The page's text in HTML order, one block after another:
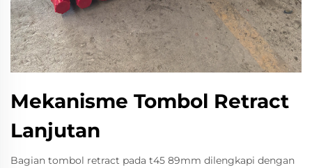
Mekanisme Tombol Retract
Lanjutan
Bagian tombol retract pada t45 89mm dilengkapi dengan